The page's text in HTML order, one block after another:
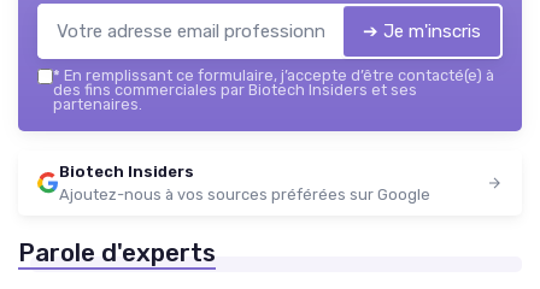
➔ Je m'inscris
* En remplissant ce formulaire, j’accepte d’être contacté(e) à
des fins commerciales par Biotech Insiders et ses
partenaires.
Biotech Insiders
Ajoutez-nous à vos sources préférées sur Google
Parole d'experts